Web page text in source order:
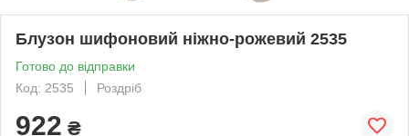
Блузон шифоновий ніжно-рожевий 2535
Готово до відправки
Код: 2535
Роздріб
922 ₴